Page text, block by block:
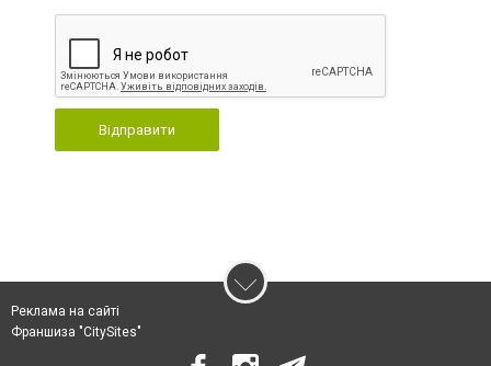
Відправити
Реклама на сайті
Франшиза "CitySites"